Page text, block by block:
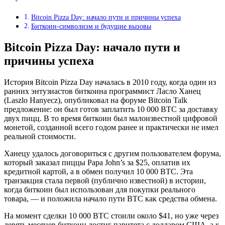
Bitcoin Pizza Day: начало пути и причины успеха
Биткоин-символизм и будущие вызовы
Bitcoin Pizza Day: начало пути и
причины успеха
История Bitcoin Pizza Day началась в 2010 году, когда один из
ранних энтузиастов биткоина программист Ласло Ханец
(Laszlo Hanyecz), опубликовал на форуме Bitcoin Talk
предложение: он был готов заплатить 10 000 BTC за доставку
двух пицц. В то время биткоин был малоизвестной цифровой
монетой, созданной всего годом ранее и практически не имел
реальной стоимости.
Ханецу удалось договориться с другим пользователем форума,
который заказал пиццы Papa John’s за $25, оплатив их
кредитной картой, а в обмен получил 10 000 BTC. Эта
транзакция стала первой (публично известной) в истории,
когда биткоин был использован для покупки реального
товара, — и положила начало пути BTC как средства обмена.
На момент сделки 10 000 BTC стоили около $41, но уже через